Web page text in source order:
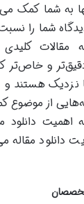
به شما کمک
دیدگاه شما را
مقالات
و خاص‌تر
هستند و
از موضوع
دانلود مقاله